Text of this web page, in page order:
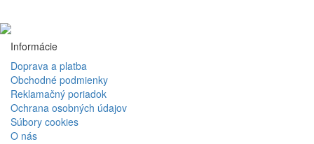
Informácie
Doprava a platba
Obchodné podmienky
Reklamačný poriadok
Ochrana osobných údajov
Súbory cookies
O nás